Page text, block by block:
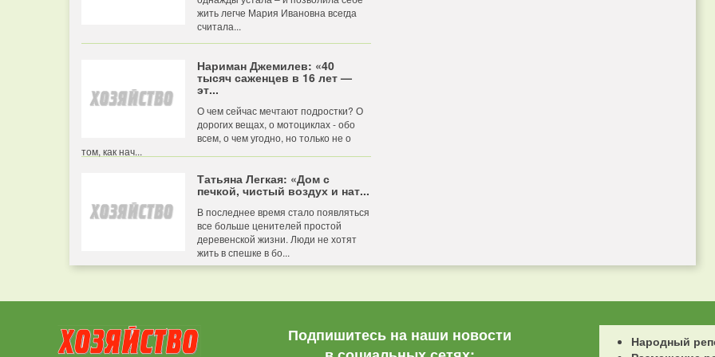
жить легче Мария Ивановна всегда
считала...
Нариман Джемилев: «40
тысяч саженцев в 16 лет —
эт...
О чем сейчас мечтают подростки? О
дорогих вещах, о мотоциклах - обо
всем, о чем угодно, но только не о
том, как нач...
Татьяна Легкая: «Дом с
печкой, чистый воздух и нат...
В последнее время стало появляться
все больше ценителей простой
деревенской жизни. Люди не хотят
жить в спешке в бо...
Подпишитесь на наши новости
Народный